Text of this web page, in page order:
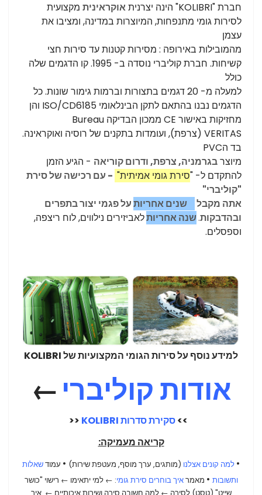
חברת "KOLIBRI" הינה יצרניתאוקראינית מקצועית
לסירות גומי מתנפחות, המיוצרות במדינה, ומציבו את
עצמן
מהמובילות באירופה : מסירות קטנות עד סירות חצי
קשיחות. חברת קוליברי נוסדה ב- 1995.
קו הדגמים שלה
כולל
למעלה מ- 20 דגמים
בתצורות וברמות גימור שונות.כל
הדגמים נבנו בהתאם לתקן הבינלאומי ISO/CD6185 והן
מחזיקות באישור CE ממכון הבדיקה Bureau
VERITAS (צרפת), ועומדות בתקנים של רוסיה ואוקראינה.
בד הPVC
מיוצרבגרמניה,צרפת, ודרום קוריאה - הגיע הזמן
להתקדם ל- "סירת גומי אמיתית" - עם רכישה של סירת
"קוליברי"
אתה מקבל
על פגמי יצור בתפרים
ובהדבקות.שנה אחריותלאביזירים נילווים, לוח ריצפה,
וספסלים.
למידע נוסף על סירות הגומי המקצועיות של KOLIBRI
אודות קוליברי←
>>סקירת סדרות KOLIBRI
<<
קריאה מעמיקה:
• למה קונים אצלנו (מותגים, ערך מוסף, מעטפת שירות) • עמודשאלות
ותשובות • מאמראיך בוחרים סירת גומי: ← למי יתאימו ← רישוי "כושר